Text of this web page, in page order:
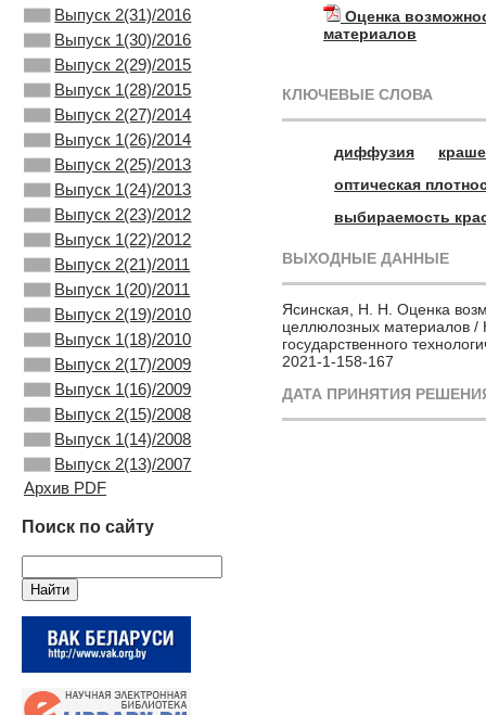
Выпуск 2(31)/2016
Выпуск 1(30)/2016
Выпуск 2(29)/2015
Выпуск 1(28)/2015
Выпуск 2(27)/2014
Выпуск 1(26)/2014
Выпуск 2(25)/2013
Выпуск 1(24)/2013
Выпуск 2(23)/2012
Выпуск 1(22)/2012
Выпуск 2(21)/2011
Выпуск 1(20)/2011
Выпуск 2(19)/2010
Выпуск 1(18)/2010
Выпуск 2(17)/2009
Выпуск 1(16)/2009
Выпуск 2(15)/2008
Выпуск 1(14)/2008
Выпуск 2(13)/2007
Архив PDF
Поиск по сайту
Оценка
материалов
КЛЮЧЕВЫЕ СЛОВА
диффузия
оптическая
выбираемость
ВЫХОДНЫЕ ДАННЫЕ
Ясинская, Н. Н. Оценка
целлюлозных материалов /
государственного
2021-1-158-167
ДАТА ПРИНЯТИЯ